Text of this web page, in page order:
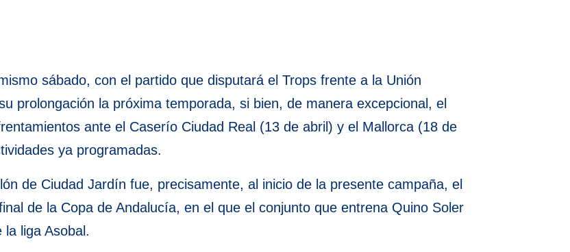
sábado, con el partido que disputará el Trops frente a la Unión
prolongación la próxima temporada, si bien, de manera excepcional, el
ante el Caserío Ciudad Real (13 de abril) y el Mallorca (18 de
ya programadas.
de Ciudad Jardín fue, precisamente, al inicio de la presente campaña, el
de la Copa de Andalucía, en el que el conjunto que entrena Quino Soler
liga Asobal.